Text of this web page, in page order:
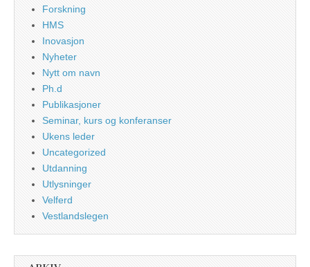
Forskning
HMS
Inovasjon
Nyheter
Nytt om navn
Ph.d
Publikasjoner
Seminar, kurs og konferanser
Ukens leder
Uncategorized
Utdanning
Utlysninger
Velferd
Vestlandslegen